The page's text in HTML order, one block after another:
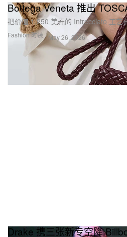
Fashion 时装
Bottega Veneta 推出
把价值 1,250 美元的 Intrecciato 工艺
May 26, 2026
Drake 携三张新专空降